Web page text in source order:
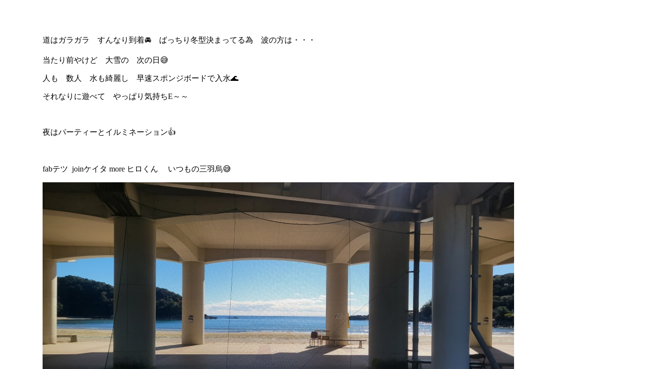
道はガラガラ すんなり到着🚘 ばっちり冬型決まってる為 波の方は・・・
当たり前やけど 大雪の 次の日😅
人も 数人 水も綺麗し 早速スポンジボードで入水🌊
それなりに遊べて やっぱり気持ちE～～
夜はパーティーとイルミネーション👍
fabテツ joinケイタ more ヒロくん いつもの三羽烏😅